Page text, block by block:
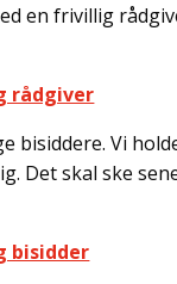
en frivillig
rådgiver
Vi
Det skal ske
bisidder